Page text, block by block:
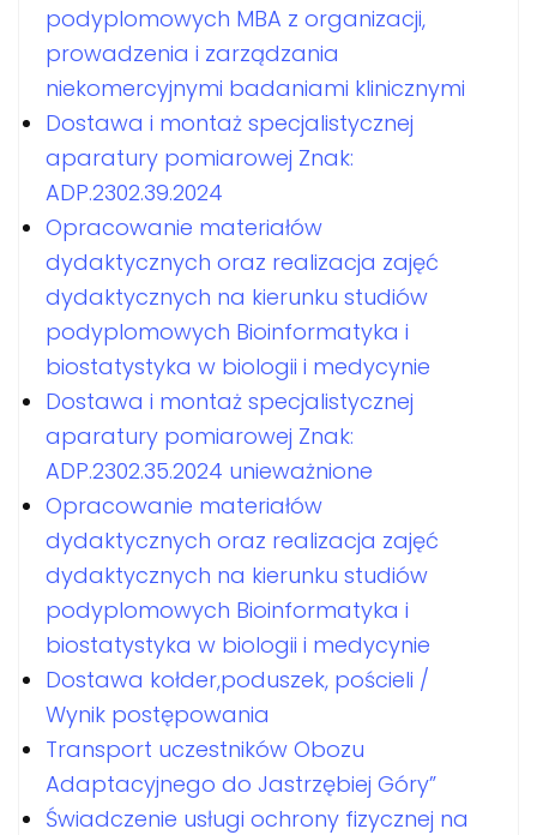
podyplomowych MBA z organizacji,
prowadzenia i zarządzania
niekomercyjnymi badaniami klinicznymi
Dostawa i montaż specjalistycznej
aparatury pomiarowej Znak:
ADP.2302.39.2024
Opracowanie materiałów
dydaktycznych oraz realizacja zajęć
dydaktycznych na kierunku studiów
podyplomowych Bioinformatyka i
biostatystyka w biologii i medycynie
Dostawa i montaż specjalistycznej
aparatury pomiarowej Znak:
ADP.2302.35.2024 unieważnione
Opracowanie materiałów
dydaktycznych oraz realizacja zajęć
dydaktycznych na kierunku studiów
podyplomowych Bioinformatyka i
biostatystyka w biologii i medycynie
Dostawa kołder,poduszek, pościeli /
Wynik postępowania
Transport uczestników Obozu
Adaptacyjnego do Jastrzębiej Góry”
Świadczenie usługi ochrony fizycznej na